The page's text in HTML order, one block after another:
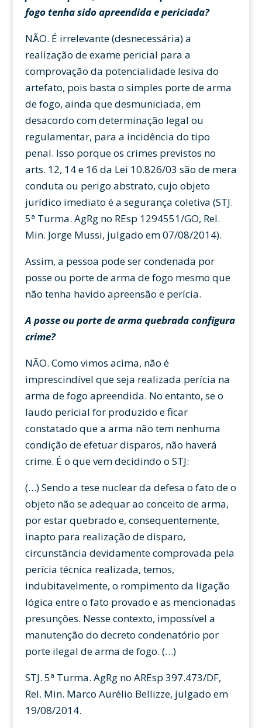
fogo tenha sido apreendida e periciada?
NÃO. É irrelevante (desnecessária) a
realização de exame pericial para a
comprovação da potencialidade lesiva do
artefato, pois basta o simples porte de arma
de fogo, ainda que desmuniciada, em
desacordo com determinação legal ou
regulamentar, para a incidência do tipo
penal. Isso porque os crimes previstos no
arts. 12, 14 e 16 da Lei 10.826/03 são de mera
conduta ou perigo abstrato, cujo objeto
jurídico imediato é a segurança coletiva (STJ.
5ª Turma. AgRg no REsp 1294551/GO, Rel.
Min. Jorge Mussi, julgado em 07/08/2014).
Assim, a pessoa pode ser condenada por
posse ou porte de arma de fogo mesmo que
não tenha havido apreensão e perícia.
A posse ou porte de arma quebrada configura
crime?
NÃO. Como vimos acima, não é
imprescindível que seja realizada perícia na
arma de fogo apreendida. No entanto, se o
laudo pericial for produzido e ficar
constatado que a arma não tem nenhuma
condição de efetuar disparos, não haverá
crime. É o que vem decidindo o STJ:
(…) Sendo a tese nuclear da defesa o fato de o
objeto não se adequar ao conceito de arma,
por estar quebrado e, consequentemente,
inapto para realização de disparo,
circunstância devidamente comprovada pela
perícia técnica realizada, temos,
indubitavelmente, o rompimento da ligação
lógica entre o fato provado e as mencionadas
presunções. Nesse contexto, impossível a
manutenção do decreto condenatório por
porte ilegal de arma de fogo. (…)
STJ. 5ª Turma. AgRg no AREsp 397.473/DF,
Rel. Min. Marco Aurélio Bellizze, julgado em
19/08/2014.